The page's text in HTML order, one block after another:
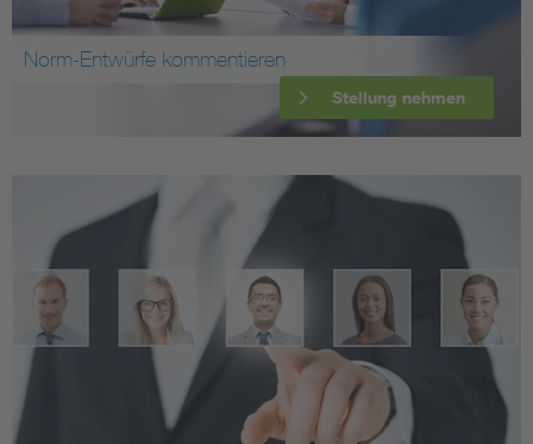
Norm-Entwürfe kommentieren
Stellung nehmen